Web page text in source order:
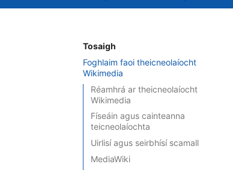
Tosaigh
Foghlaim faoi theicneolaíocht
Wikimedia
Réamhrá ar theicneolaíocht
Wikimedia
Físeáin agus cainteanna
teicneolaíochta
Uirlisí agus seirbhísí scamall
MediaWiki